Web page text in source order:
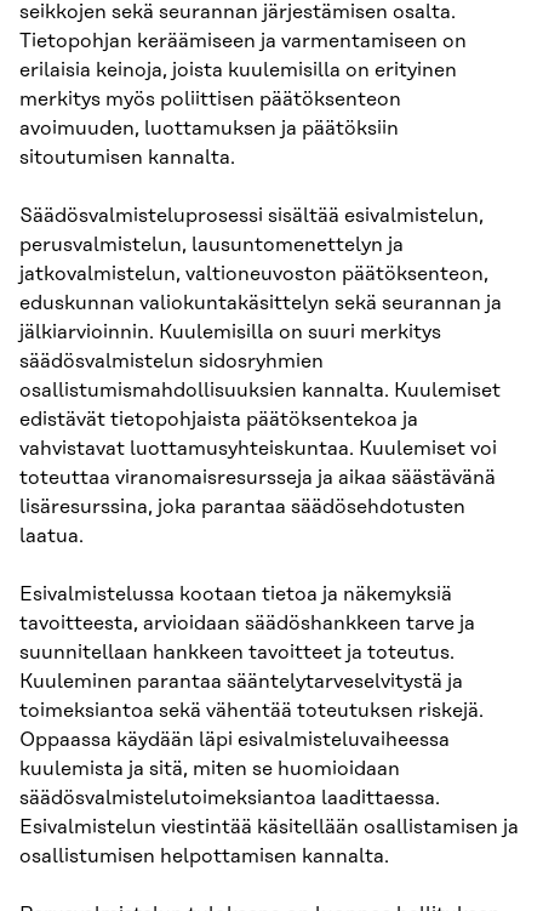
seikkojen sekä seurannan järjestämisen osalta.
Tietopohjan keräämiseen ja varmentamiseen on
erilaisia keinoja, joista kuulemisilla on erityinen
merkitys myös poliittisen päätöksenteon
avoimuuden, luottamuksen ja päätöksiin
sitoutumisen kannalta.
Säädösvalmisteluprosessi sisältää esivalmistelun,
perusvalmistelun, lausuntomenettelyn ja
jatkovalmistelun, valtioneuvoston päätöksenteon,
eduskunnan valiokuntakäsittelyn sekä seurannan ja
jälkiarvioinnin. Kuulemisilla on suuri merkitys
säädösvalmistelun sidosryhmien
osallistumismahdollisuuksien kannalta. Kuulemiset
edistävät tietopohjaista päätöksentekoa ja
vahvistavat luottamusyhteiskuntaa. Kuulemiset voi
toteuttaa viranomaisresursseja ja aikaa säästävänä
lisäresurssina, joka parantaa säädösehdotusten
laatua.
Esivalmistelussa kootaan tietoa ja näkemyksiä
tavoitteesta, arvioidaan säädöshankkeen tarve ja
suunnitellaan hankkeen tavoitteet ja toteutus.
Kuuleminen parantaa sääntelytarveselvitystä ja
toimeksiantoa sekä vähentää toteutuksen riskejä.
Oppaassa käydään läpi esivalmisteluvaiheessa
kuulemista ja sitä, miten se huomioidaan
säädösvalmistelutoimeksiantoa laadittaessa.
Esivalmistelun viestintää käsitellään osallistamisen ja
osallistumisen helpottamisen kannalta.